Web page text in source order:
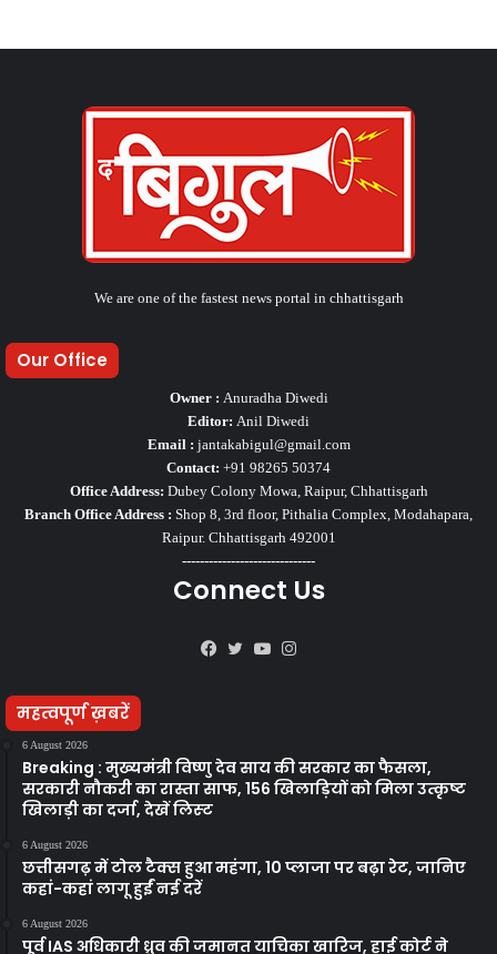
We are one of the fastest news portal in chhattisgarh
Our Office
Owner : Anuradha Diwedi
Editor: Anil Diwedi
Email : jantakabigul@gmail.com
Contact: +91 98265 50374
Office Address: Dubey Colony Mowa, Raipur, Chhattisgarh
Branch Office Address : Shop 8, 3rd floor, Pithalia Complex, Modahapara,
Raipur. Chhattisgarh 492001
------------------------------
Connect Us
Facebook
TwitterYouTube
महत्वपूर्ण ख़बरें
6 August 2026
Breaking : मुख्यमंत्री विष्णु देव साय की सरकार का फैसला,
सरकारी नौकरी का रास्ता साफ, 156 खिलाड़ियों को मिला उत्कृष्ट
खिलाड़ी का दर्जा, देखें लिस्‍ट
6 August 2026
छत्तीसगढ़ में टोल टैक्स हुआ महंगा, 10 प्लाजा पर बढ़ा रेट, जानिए
कहां-कहां लागू हुईं नई दरें
6 August 2026
पूर्व IAS अधिकारी ध्रुव की जमानत याचिका खारिज, हाई कोर्ट ने